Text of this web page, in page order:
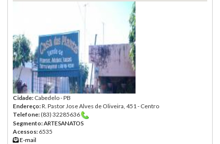
Cidade: Cabedelo - PB
Endereço:R. Pastor Jose Alves de Oliveira, 451 - Centro
Telefone:(83) 32285636
Segmento:ARTESANATOS
Acessos: 6535
E-mail